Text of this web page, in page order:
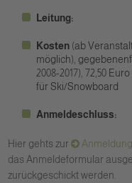
Leitung:
Kosten (ab
möglich),
2008-2017), 72,50
für Ski/Snowboard
Anmeldeschluss:
Hier gehts zur Anmeldung
das Anmeldeformular
zurückgeschickt werden.